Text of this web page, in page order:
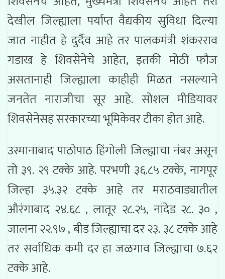
देखील जिल्ह्याला पर्याप्त वैद्यकीय सुविधा दिल्या
जात नाहीत हे दुर्दैव आहे तर पालकमंत्री शंकरराव
गडाख हे शिवसेनेचे आहेत, इतकी मोठी फौज
असतानाही जिल्ह्याला काहीही मिळत नसल्याने
जनतेत नाराजीचा सूर आहे. सोशल मीडियावर
शिवसेनेसह सरकारच्या भूमिकेवर टीका होत आहे.
उस्मानाबाद पाठोपाठ हिंगोली जिल्ह्याचा नंबर असून
तो ३९. २९ टक्के आहे. परभणी ३६.८५ टक्के, नागपूर
जिल्हा ३५.३२ टक्के आहे तर मराठवाड्यातील
औरंगाबाद २४.६८ , लातूर २८.२५, नांदेड २८. ३० ,
जालना २२.९७ , बीड जिल्ह्याचा दर २३. ३८ टक्के आहे
तर सर्वाधिक कमी दर हा जळगाव जिल्ह्याचा ७.६२
टक्के आहे.